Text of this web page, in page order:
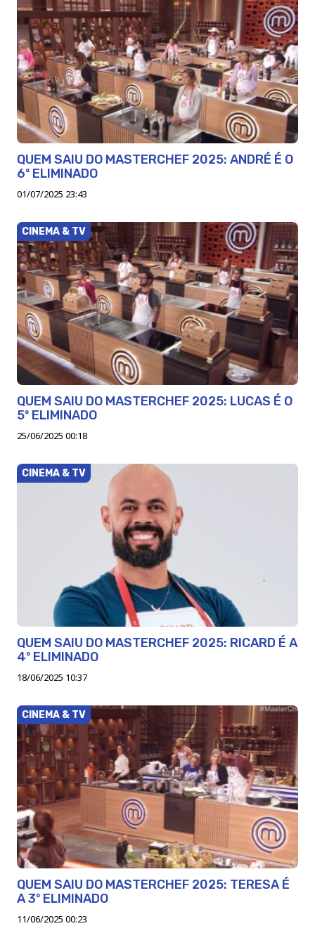
QUEM SAIU DO MASTERCHEF 2025: ANDRÉ É O
6º ELIMINADO
01/07/2025 23:43
CINEMA & TV
QUEM SAIU DO MASTERCHEF 2025: LUCAS É O
5º ELIMINADO
25/06/2025 00:18
CINEMA & TV
QUEM SAIU DO MASTERCHEF 2025: RICARD É A
4º ELIMINADO
18/06/2025 10:37
CINEMA & TV
QUEM SAIU DO MASTERCHEF 2025: TERESA É
A 3º ELIMINADO
11/06/2025 00:23